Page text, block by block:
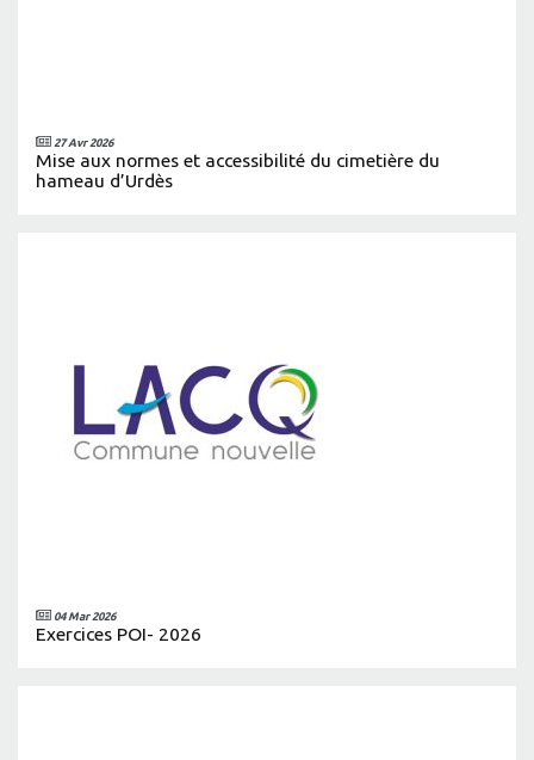
27 Avr 2026
Mise aux normes et accessibilité du cimetière du
hameau d’Urdès
04 Mar 2026
Exercices POI- 2026